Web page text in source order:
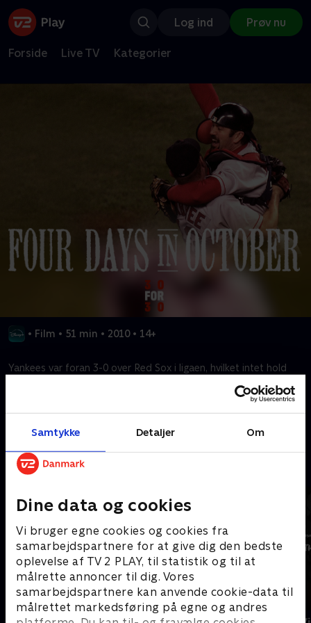
Samtykke Detaljer Om
Dine data og cookies
Vi bruger egne cookies og cookies fra
samarbejdspartnere for at give dig den bedste
oplevelse af TV 2 PLAY, til statistik og til at
målrette annoncer til dig. Vores
samarbejdspartnere kan anvende cookie-data til
målrettet markedsføring på egne og andres
Log ind Prøv nu
Forside Live TV Kategorier
• Film • 51 min • 2010 • 14+
Yankees var foran 3-0 over Red Sox i ligaen, hvilket intet hold
Mere indhold fra Disney+